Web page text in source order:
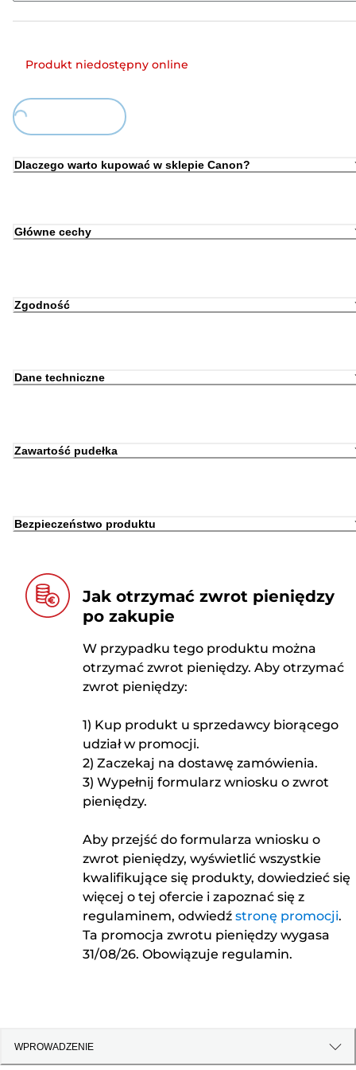
Produkt niedostępny online
Loading...
Dlaczego warto kupować w sklepie Canon?
Główne cechy
Zgodność
Dane techniczne
Zawartość pudełka
Bezpieczeństwo produktu
Jak otrzymać zwrot pieniędzy
po zakupie
W przypadku tego produktu można
otrzymać zwrot pieniędzy. Aby otrzymać
zwrot pieniędzy:
1) Kup produkt u sprzedawcy biorącego
udział w promocji.
2) Zaczekaj na dostawę zamówienia.
3) Wypełnij formularz wniosku o zwrot
pieniędzy.
Aby przejść do formularza wniosku o
zwrot pieniędzy, wyświetlić wszystkie
kwalifikujące się produkty, dowiedzieć się
więcej o tej ofercie i zapoznać się z
regulaminem, odwiedź stronę promocji.
Ta promocja zwrotu pieniędzy wygasa
31/08/26. Obowiązuje regulamin.
WPROWADZENIE